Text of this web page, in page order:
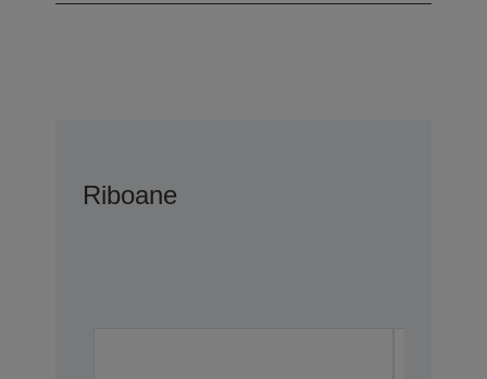
Riboane